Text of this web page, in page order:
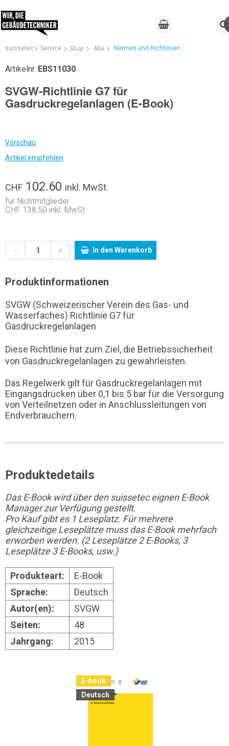
suissetec Service Shop Alle Normen und Richtlinien
Artikelnr. EBS11030
SVGW-Richtlinie G7 für
Gasdruckregelanlagen (E-Book)
Vorschau
Artikel empfehlen
CHF 102.60 inkl. MwSt.
für Nichtmitglieder
CHF 138.50 inkl. MwSt.
- + In den Warenkorb
Produktinformationen
SVGW (Schweizerischer Verein des Gas- und
Wasserfaches) Richtlinie G7 für
Gasdruckregelanlagen
Diese Richtlinie hat zum Ziel, die Betriebssicherheit
von Gasdruckregelanlagen zu gewährleisten.
Das Regelwerk gilt für Gasdruckregelanlagen mit
Eingangsdrücken über 0,1 bis 5 bar für die Versorgung
von Verteilnetzen oder in Anschlussleitungen von
Endverbrauchern.
Produktedetails
Das E-Book wird über den suissetec eignen E-Book
Manager zur Verfügung gestellt.
Pro Kauf gibt es 1 Leseplatz. Für mehrere
gleichzeitige Leseplätze muss das E-Book mehrfach
erworben werden. (2 Leseplätze 2 E-Books, 3
Leseplätze 3 E-Books, usw.)
Produkteart:
E-Book
Sprache:
Deutsch
Autor(en):
SVGW
Seiten:
48
Jahrgang:
2015
E-book
Deutsch